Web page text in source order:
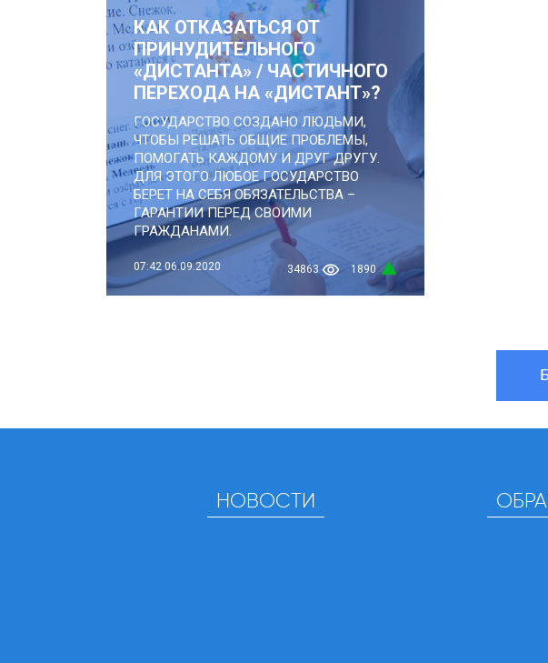
КАК ОТКАЗАТЬСЯ ОТ
ПРИНУДИТЕЛЬНОГО
«ДИСТАНТА» / ЧАСТИЧНОГО
ПЕРЕХОДА НА «ДИСТАНТ»?
ГОСУДАРСТВО СОЗДАНО ЛЮДЬМИ,
ЧТОБЫ РЕШАТЬ ОБЩИЕ ПРОБЛЕМЫ,
ПОМОГАТЬ КАЖДОМУ И ДРУГ ДРУГУ.
ДЛЯ ЭТОГО ЛЮБОЕ ГОСУДАРСТВО
БЕРЕТ НА СЕБЯ ОБЯЗАТЕЛЬСТВА –
ГАРАНТИИ ПЕРЕД СВОИМИ
ГРАЖДАНАМИ.
07:42 06.09.2020 34863 1890
НОВОСТИ